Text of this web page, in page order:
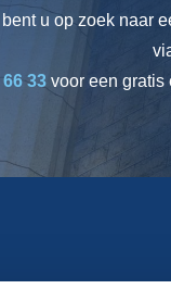
u op zoek naar
33 voor een gratis